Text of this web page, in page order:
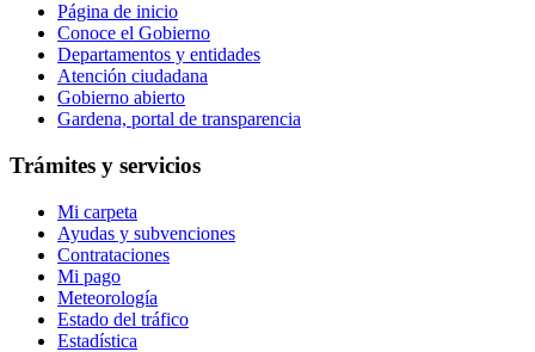
Página de inicio
Conoce el Gobierno
Departamentos y entidades
Atención ciudadana
Gobierno abierto
Gardena, portal de transparencia
Trámites y servicios
Mi carpeta
Ayudas y subvenciones
Contrataciones
Mi pago
Meteorología
Estado del tráfico
Estadística